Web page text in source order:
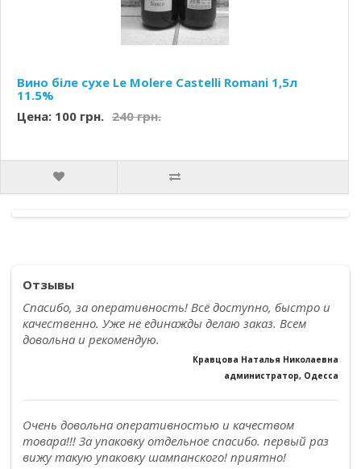
Вино біле сухе Le Molere Castelli Romani 1,5л
11.5%
Цена: 100 грн. 240 грн.
Отзывы
Спасибо, за оперативность! Всё доступно, быстро и
качественно. Уже не единажды делаю заказ. Всем
довольна и рекомендую.
Кравцова Наталья Николаевна
администратор, Одесса
Очень довольна оперативностью и качеством
товара!!! За упаковку отдельное спасибо. первый раз
вижу такую упаковку шампанского! приятно!